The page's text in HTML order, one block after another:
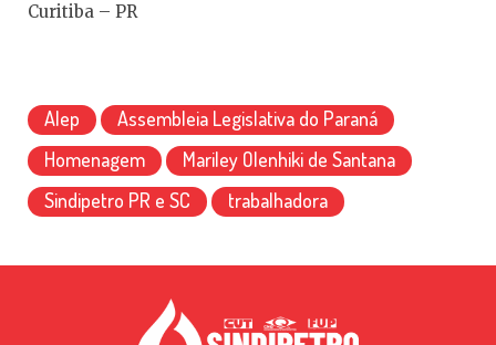
Curitiba – PR
Alep
Assembleia Legislativa do Paraná
Homenagem
Mariley Olenhiki de Santana
Sindipetro PR e SC
trabalhadora